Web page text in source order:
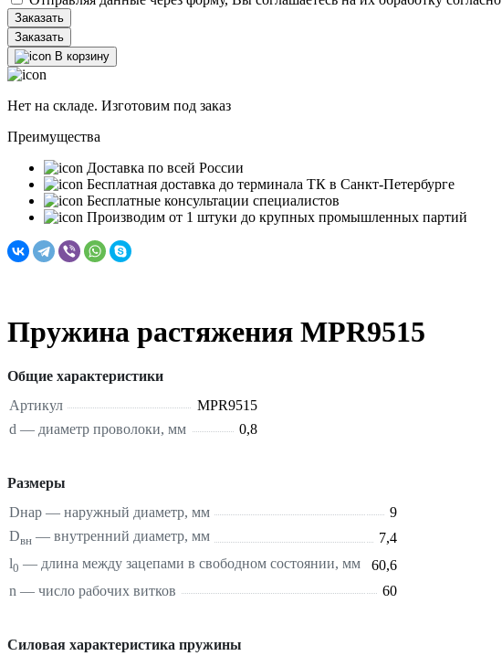
Заказать
В корзину
Нет на складе. Изготовим под заказ
Преимущества
Доставка по всей России
Бесплатная доставка до терминала ТК в Санкт‑Петербурге
Бесплатные консультации специалистов
Производим от 1 штуки до крупных промышленных партий
Пружина растяжения MPR9515
Общие характеристики
Артикул
MPR9515
d — диаметр проволоки, мм
0,8
Размеры
Dнар — наружный диаметр, мм
9
Dвн — внутренний диаметр, мм
7,4
l0 — длина между зацепами в свободном состоянии, мм
60,6
n — число рабочих витков
60
Силовая характеристика пружины